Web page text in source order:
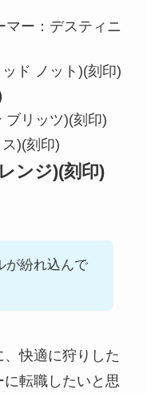
マー：デスティニ
ド ノット)(刻印)
ブリッツ)(刻印)
)(刻印)
ンジ)(刻印)
が紛れ込んで
快適に狩りした
転職したいと思